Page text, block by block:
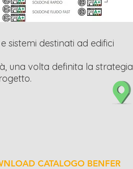
sistemi destinati ad edifici
una volta definita la strategia
CATALOGO BENFER